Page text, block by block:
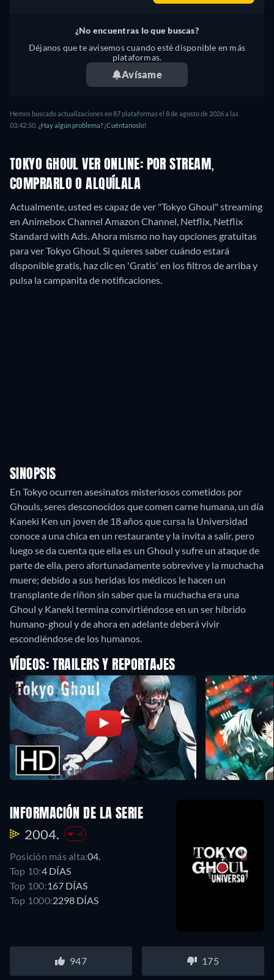
¿No encuentras lo que buscas?
Déjanos que te avisemos cuando esté disponible en más
plataformas.
Avísame
Hemos buscado actualizaciones en87plataformas el 8 de agosto de 2026 a las
03:42:50 ¿Hay algún problema? ¡Cuéntanoslo!
TOKYO GHOUL VER ONLINE: POR STREAM,
COMPRARLO O ALQUÍLALA
Actualmente, usted es capaz de ver "Tokyo Ghoul" streaming
en Animebox Channel Amazon Channel, Netflix, Netflix
Standard with Ads. Ahora mismo no hay opciones gratuitas
para ver Tokyo Ghoul. Si quieres saber cuándo estará
disponible gratis, haz clic en 'Gratis' en los filtros de arriba y
pulsa la campanita de notificaciones.
SINOPSIS
En Tokyo ocurren asesinatos misteriosos cometidos por
Ghouls, seres desconocidos que comen carne humana, un día
Kaneki Ken un joven de 18 años que cursa la Universidad
conoce a una chica en un restaurante y la invita a salir, pero
luego se da cuenta que ella es un Ghoul y sufre un ataque de
parte de ella, pero afortunadamente sobrevive y la muchacha
muere; debido a sus heridas los médicos le hacen un
transplante de riñon sin saber que la muchacha era una
Ghoul y Kaneki termina convirtiéndose en un ser híbrido
humano-ghoul y de ahora en adelante deberá vivir
escondiéndose de los humanos.
VÍDEOS: TRAILERS Y REPORTAJES
INFORMACIÓN DE LA SERIE
2004. -4
Posición más alta:04.
Top 10:4 DÍAS
Top 100:167 DÍAS
Top 1000:2298 DÍAS
947 175